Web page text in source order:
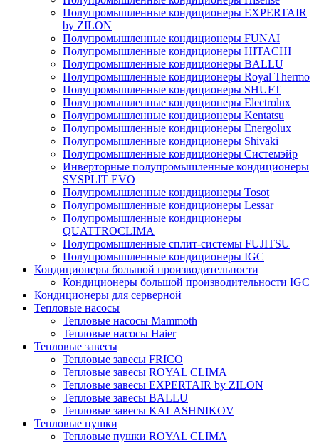
Полупромышленные кондиционеры EXPERTAIR
by ZILON
Полупромышленные кондиционеры FUNAI
Полупромышленные кондиционеры HITACHI
Полупромышленные кондиционеры BALLU
Полупромышленные кондиционеры Royal Thermo
Полупромышленные кондиционеры SHUFT
Полупромышленные кондиционеры Electrolux
Полупромышленные кондиционеры Kentatsu
Полупромышленные кондиционеры Energolux
Полупромышленные кондиционеры Shivaki
Полупромышленные кондиционеры Системэйр
Инверторные полупромышленные кондиционеры
SYSPLIT EVO
Полупромышленные кондиционеры Tosot
Полупромышленные кондиционеры Lessar
Полупромышленные кондиционеры
QUATTROCLIMA
Полупромышленные сплит-системы FUJITSU
Полупромышленные кондиционеры IGC
Кондиционеры большой производительности
Кондиционеры большой производительности IGC
Кондиционеры для серверной
Тепловые насосы
Тепловые насосы Mammoth
Тепловые насосы Haier
Тепловые завесы
Тепловые завесы FRICO
Тепловые завесы ROYAL CLIMA
Тепловые завесы EXPERTAIR by ZILON
Тепловые завесы BALLU
Тепловые завесы KALASHNIKOV
Тепловые пушки
Тепловые пушки ROYAL CLIMA